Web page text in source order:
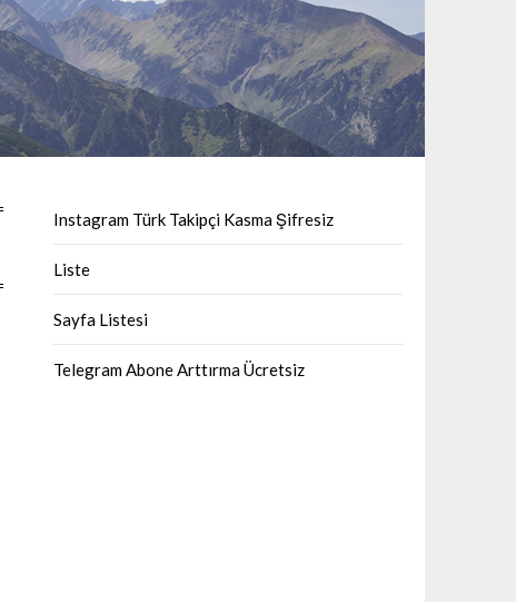
Instagram Türk Takipçi Kasma Şifresiz
Liste
Sayfa Listesi
Telegram Abone Arttırma Ücretsiz